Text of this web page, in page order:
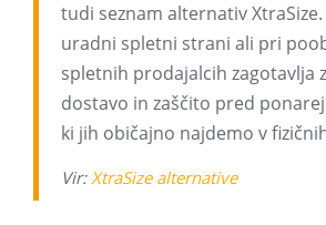
tudi seznam alternativ
uradni spletni strani ali pri
spletnih prodajalcih zagotavlja
dostavo in zaščito pred
ki jih običajno najdemo v
Vir:XtraSize alternative